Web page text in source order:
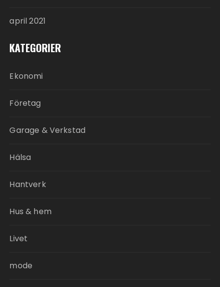
april 2021
KATEGORIER
Ekonomi
Företag
Garage & Verkstad
Hälsa
Hantverk
Hus & hem
Livet
mode